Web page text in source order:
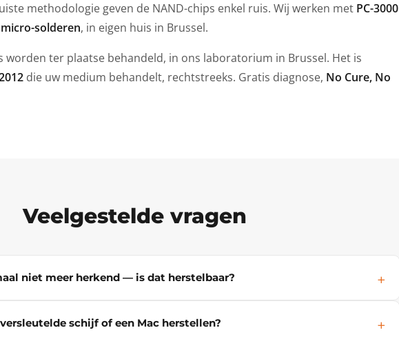
methodologie geven de NAND-chips enkel ruis. Wij werken met PC-3000
solderen, in eigen huis in Brussel.
worden ter plaatse behandeld, in ons laboratorium in Brussel. Het is
die uw medium behandelt, rechtstreeks. Gratis diagnose, No Cure, No
Veelgestelde vragen
niet meer herkend — is dat herstelbaar?
schijf of een Mac herstellen?